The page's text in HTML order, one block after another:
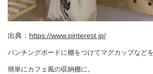
出典： https://www.pinterest.jp/
パンチングボードに棚をつけてマグカップなど
簡単にカフェ風の収納棚に。